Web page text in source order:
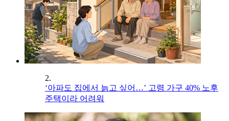
2.
‘아파도 집에서 늙고 싶어…’ 고령 가구 40% 노후
주택이라 어려워